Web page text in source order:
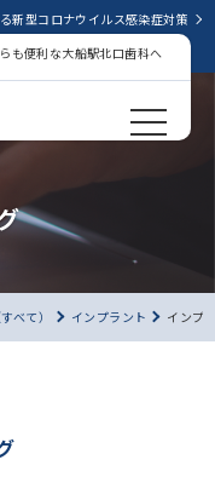
新型コロナウイルス感染症対策
も便利な大船駅北口歯科へ
べて） インプラント インプ